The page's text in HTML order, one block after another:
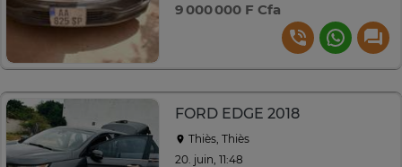
9 000 000 F Cfa
FORD EDGE 2018
Thiès, Thiès
20. juin, 11:48